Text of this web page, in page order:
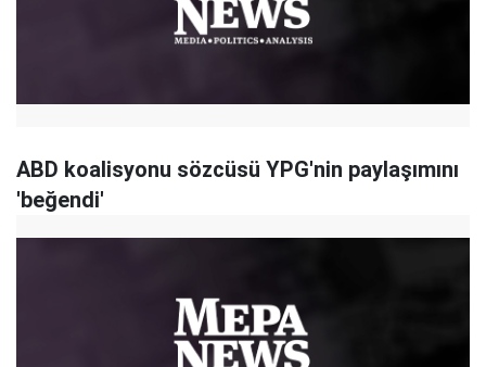
ABD koalisyonu sözcüsü YPG'nin paylaşımını
'beğendi'